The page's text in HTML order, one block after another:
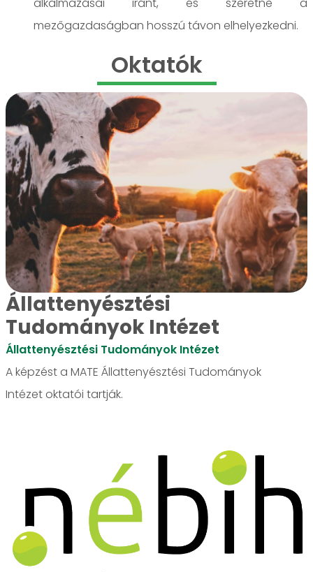
mezőgazdaságban hosszú távon elhelyezkedni.
Oktatók
Állattenyésztési
Tudományok Intézet
Állattenyésztési Tudományok Intézet
A képzést a MATE Állattenyésztési Tudományok
Intézet oktatói tartják.